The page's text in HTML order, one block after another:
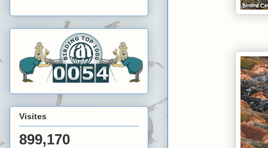
Visites
899,170